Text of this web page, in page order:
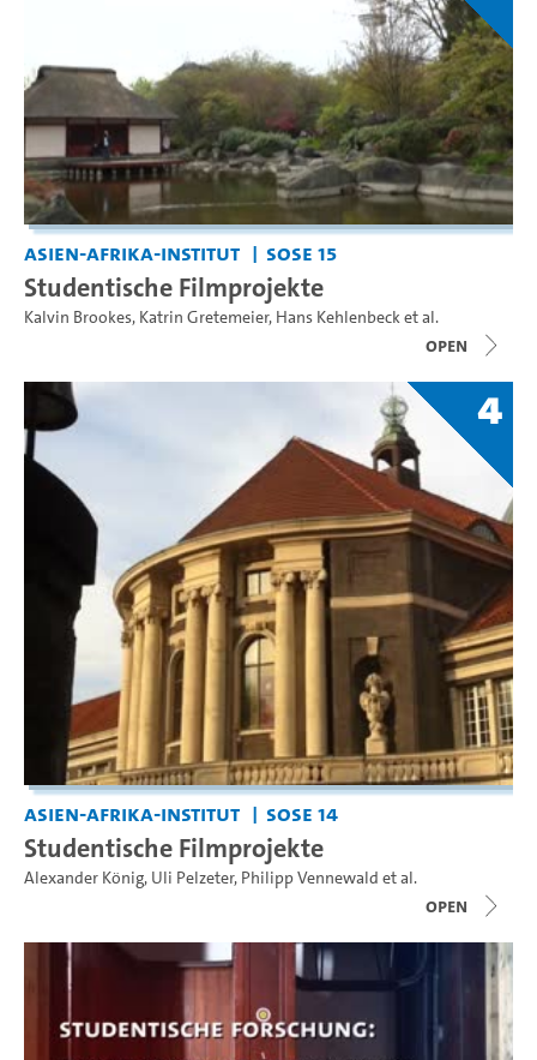
Asien-Afrika-Institut SoSe 15
Studentische Filmprojekte
Kalvin Brookes, Katrin Gretemeier, Hans Kehlenbecket al.
open
4
Asien-Afrika-Institut SoSe 14
Studentische Filmprojekte
Alexander König, Uli Pelzeter, Philipp Vennewald et al.
open